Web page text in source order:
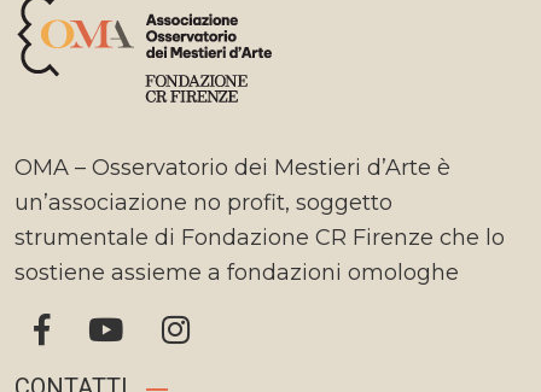
OMA – Osservatorio dei Mestieri d’Arte è
un’associazione no profit, soggetto
strumentale di Fondazione CR Firenze che lo
sostiene assieme a fondazioni omologhe